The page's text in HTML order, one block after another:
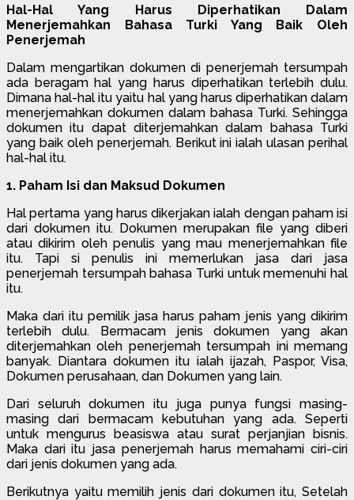
Hal-Hal Yang Harus Diperhatikan Dalam
Menerjemahkan Bahasa Turki Yang Baik Oleh
Penerjemah
Dalam mengartikan dokumen di penerjemah tersumpah
ada beragam hal yang harus diperhatikan terlebih dulu.
Dimana hal-hal itu yaitu hal yang harus diperhatikan dalam
menerjemahkan dokumen dalam bahasa Turki. Sehingga
dokumen itu dapat diterjemahkan dalam bahasa Turki
yang baik oleh penerjemah. Berikut ini ialah ulasan perihal
hal-hal itu.
1. Paham Isi dan Maksud Dokumen
Hal pertama yang harus dikerjakan ialah dengan paham isi
dari dokumen itu. Dokumen merupakan file yang diberi
atau dikirim oleh penulis yang mau menerjemahkan file
itu. Tapi si penulis ini memerlukan jasa dari jasa
penerjemah tersumpah bahasa Turki untuk memenuhi hal
itu.
Maka dari itu pemilik jasa harus paham jenis yang dikirim
terlebih dulu. Bermacam jenis dokumen yang akan
diterjemahkan oleh penerjemah tersumpah ini memang
banyak. Diantara dokumen itu ialah ijazah, Paspor, Visa,
Dokumen perusahaan, dan Dokumen yang lain.
Dari seluruh dokumen itu juga punya fungsi masing-
masing dari bermacam kebutuhan yang ada. Seperti
untuk mengurus beasiswa atau surat perjanjian bisnis.
Maka dari itu jasa penerjemah harus memahami ciri-ciri
dari jenis dokumen yang ada.
Berikutnya yaitu memilih jenis dari dokumen itu, Setelah